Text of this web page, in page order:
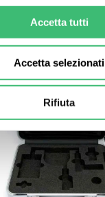
Accetta tutti
Accetta selezionati
Rifiuta